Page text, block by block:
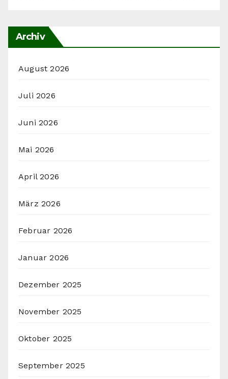
Archiv
August 2026
Juli 2026
Juni 2026
Mai 2026
April 2026
März 2026
Februar 2026
Januar 2026
Dezember 2025
November 2025
Oktober 2025
September 2025